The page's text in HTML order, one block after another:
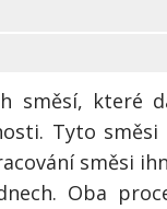
směsí, které
Tyto směsi
směsi
Oba